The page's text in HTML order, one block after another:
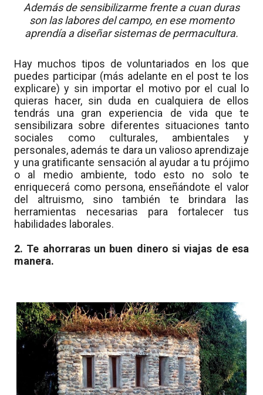
Además de sensibilizarme frente a cuan duras
son las labores del campo, en ese momento
aprendía a diseñar sistemas de permacultura.
Hay muchos tipos de voluntariados en los que
puedes participar (más adelante en el post te los
explicare) y sin importar el motivo por el cual lo
quieras hacer, sin duda en cualquiera de ellos
tendrás una gran experiencia de vida que te
sensibilizara sobre diferentes situaciones tanto
sociales como culturales, ambientales y
personales, además te dara un valioso aprendizaje
y una gratificante sensación al ayudar a tu prójimo
o al medio ambiente, todo esto no solo te
enriquecerá como persona, enseñándote el valor
del altruismo, sino también te brindara las
herramientas necesarias para fortalecer tus
habilidades laborales.
2. Te ahorraras un buen dinero si viajas de esa
manera.